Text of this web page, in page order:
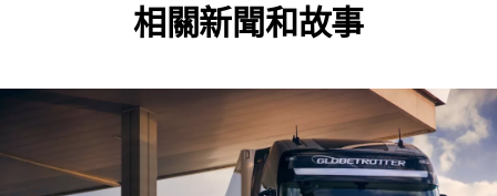
相關新聞和故事